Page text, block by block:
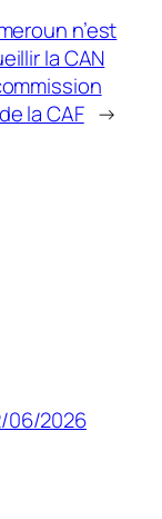
n’est
la CAN
la CAF →
06/2026